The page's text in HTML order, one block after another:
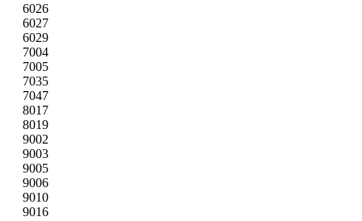
6026
6027
6029
7004
7005
7035
7047
8017
8019
9002
9003
9005
9006
9010
9016